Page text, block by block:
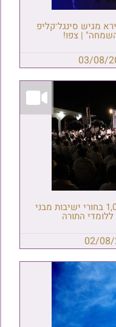
מגיש סינגל־קליפ
| צפו!
03/08/
אטרקציות, פינוקים והופעה: כ-1,000 בחורי ישיבות מבני
התורה
02/